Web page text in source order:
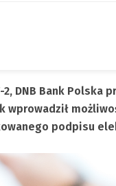
2, DNB Bank
podpisu